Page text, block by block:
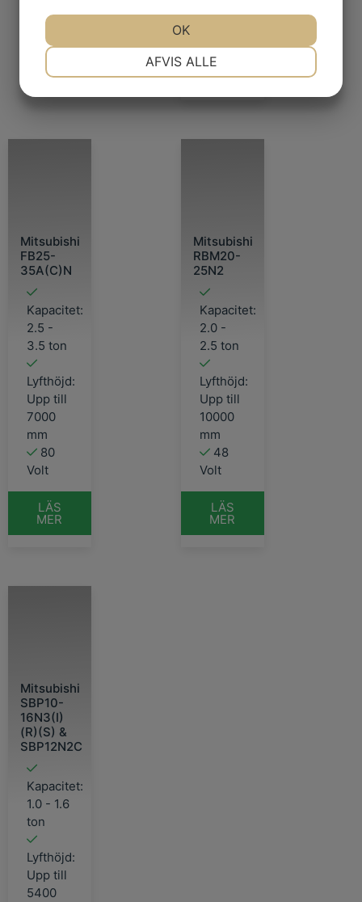
LÄS
MER
Mitsubishi
FB25-
35A(C)N
Kapacitet:
2.5 -
3.5 ton
Lyfthöjd:
Upp till
7000
mm
80
Volt
LÄS
MER
Mitsubishi
RBM20-
25N2
Kapacitet:
2.0 -
2.5 ton
Lyfthöjd:
Upp till
10000
mm
48
Volt
LÄS
MER
Mitsubishi
SBP10-
16N3(I)
(R)(S) &
SBP12N2C
Kapacitet:
1.0 - 1.6
ton
Lyfthöjd:
Upp till
5400
AFVIS ALLE
OK